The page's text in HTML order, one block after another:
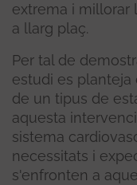
extrema i millorar
a llarg plaç.
Per tal de
estudi es planteja
de un tipus de
aquesta
sistema
necessitats i
s'enfronten a